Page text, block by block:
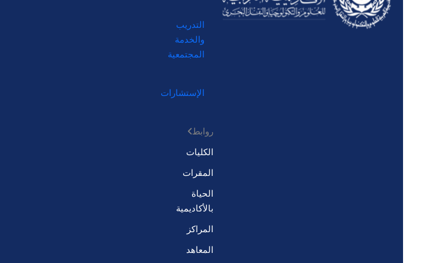
التدريب
والخدمة
المجتمعية
الإستشارات
روابط
الكليات
المقرات
الحياة
بالأكاديمية
المراكز
المعاهد